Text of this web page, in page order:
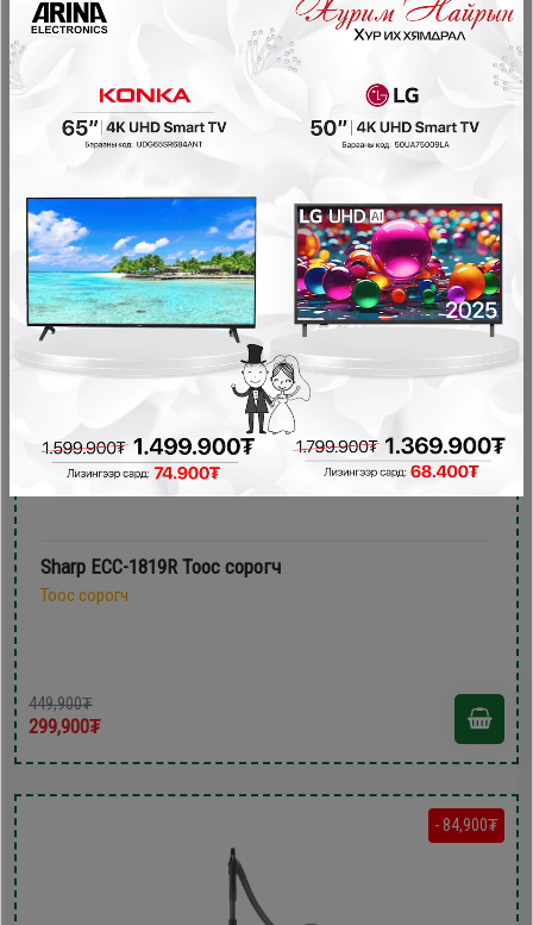
Samsung VCC4570S3K тоос сорогч
289,900₮
- 150,000₮
Sharp ECC-1819R Тоос сорогч
Тоос сорогч
449,900₮
299,900₮
- 84,900₮